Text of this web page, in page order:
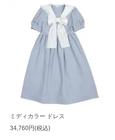
ミディカラー ドレス
34,760円(税込)